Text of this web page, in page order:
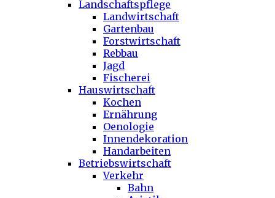
Landschaftspflege
Landwirtschaft
Gartenbau
Forstwirtschaft
Rebbau
Jagd
Fischerei
Hauswirtschaft
Kochen
Ernährung
Oenologie
Innendekoration
Handarbeiten
Betriebswirtschaft
Verkehr
Bahn